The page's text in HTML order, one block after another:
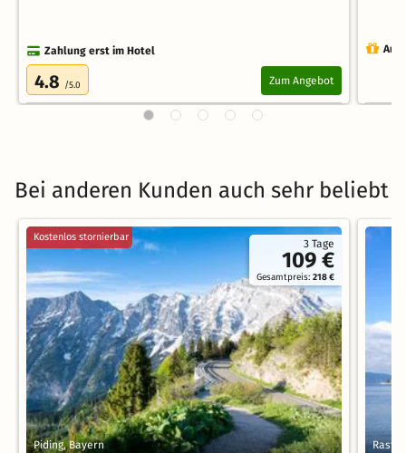
Zahlung erst im Hotel
4.8 /5.0 Zum Angebot
Bei anderen Kunden auch sehr beliebt
3 Tage
109 €
Gesamtpreis:218 €
Kostenlos stornierbar
Piding, Bayern